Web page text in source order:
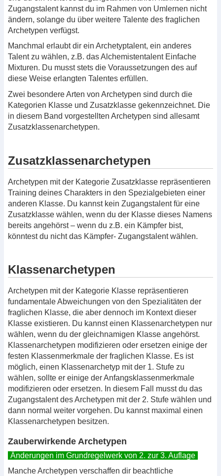
Zugangstalent kannst du im Rahmen von Umlernen nicht
ändern, solange du über weitere Talente des fraglichen
Archetypen verfügst.
Manchmal erlaubt dir ein Archetyptalent, ein anderes
Talent zu wählen, z.B. das Alchemistentalent Einfache
Mixturen. Du musst stets die Voraussetzungen des auf
diese Weise erlangten Talentes erfüllen.
Zwei besondere Arten von Archetypen sind durch die
Kategorien Klasse und Zusatzklasse gekennzeichnet. Die
in diesem Band vorgestellten Archetypen sind allesamt
Zusatzklassenarchetypen.
Zusatzklassenarchetypen
Archetypen mit der Kategorie Zusatzklasse repräsentieren
Training deines Charakters in den Spezialgebieten einer
anderen Klasse. Du kannst kein Zugangstalent für eine
Zusatzklasse wählen, wenn du der Klasse dieses Namens
bereits angehörst – wenn du z.B. ein Kämpfer bist,
könntest du nicht das Kämpfer- Zugangstalent wählen.
Klassenarchetypen
Archetypen mit der Kategorie Klasse repräsentieren
fundamentale Abweichungen von den Spezialitäten der
fraglichen Klasse, die aber dennoch im Kontext dieser
Klasse existieren. Du kannst einen Klassenarchetypen nur
wählen, wenn du der gleichnamigen Klasse angehörst.
Klassenarchetypen modifizieren oder ersetzen einige der
festen Klassenmerkmale der fraglichen Klasse. Es ist
möglich, einen Klassenarchetyp mit der 1. Stufe zu
wählen, sollte er einige der Anfangsklassenmerkmale
modifizieren oder ersetzen. In diesem Fall musst du das
Zugangstalent des Archetypen mit der 2. Stufe wählen und
dann normal weiter vorgehen. Du kannst maximal einen
Klassenarchetypen besitzen.
Zauberwirkende Archetypen
Änderungen im Grundregelwerk von 2. zur 3. Auflage
Manche Archetypen verschaffen dir beachtliche